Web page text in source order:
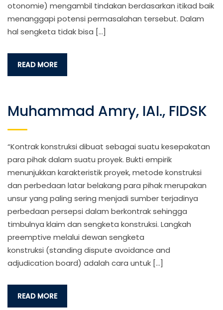
otonomie) mengambil tindakan berdasarkan itikad baik
menanggapi potensi permasalahan tersebut. Dalam
hal sengketa tidak bisa […]
READ MORE
Muhammad Amry, IAI., FIDSK
“Kontrak konstruksi dibuat sebagai suatu kesepakatan
para pihak dalam suatu proyek. Bukti empirik
menunjukkan karakteristik proyek, metode konstruksi
dan perbedaan latar belakang para pihak merupakan
unsur yang paling sering menjadi sumber terjadinya
perbedaan persepsi dalam berkontrak sehingga
timbulnya klaim dan sengketa konstruksi. Langkah
preemptive melalui dewan sengketa
konstruksi (standing dispute avoidance and
adjudication board) adalah cara untuk […]
READ MORE